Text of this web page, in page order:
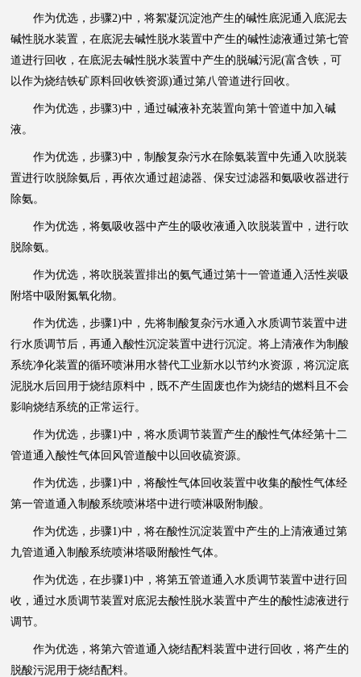
作为优选，步骤2)中，将絮凝沉淀池产生的碱性底泥通入底泥去
碱性脱水装置，在底泥去碱性脱水装置中产生的碱性滤液通过第七管
道进行回收，在底泥去碱性脱水装置中产生的脱碱污泥(富含铁，可
以作为烧结铁矿原料回收铁资源)通过第八管道进行回收。
作为优选，步骤3)中，通过碱液补充装置向第十管道中加入碱
液。
作为优选，步骤3)中，制酸复杂污水在除氨装置中先通入吹脱装
置进行吹脱除氨后，再依次通过超滤器、保安过滤器和氨吸收器进行
除氨。
作为优选，将氨吸收器中产生的吸收液通入吹脱装置中，进行吹
脱除氨。
作为优选，将吹脱装置排出的氨气通过第十一管道通入活性炭吸
附塔中吸附氮氧化物。
作为优选，步骤1)中，先将制酸复杂污水通入水质调节装置中进
行水质调节后，再通入酸性沉淀装置中进行沉淀。将上清液作为制酸
系统净化装置的循环喷淋用水替代工业新水以节约水资源，将沉淀底
泥脱水后回用于烧结原料中，既不产生固废也作为烧结的燃料且不会
影响烧结系统的正常运行。
作为优选，步骤1)中，将水质调节装置产生的酸性气体经第十二
管道通入酸性气体回风管道酸中以回收硫资源。
作为优选，步骤1)中，将酸性气体回收装置中收集的酸性气体经
第一管道通入制酸系统喷淋塔中进行喷淋吸附制酸。
作为优选，步骤1)中，将在酸性沉淀装置中产生的上清液通过第
九管道通入制酸系统喷淋塔吸附酸性气体。
作为优选，在步骤1)中，将第五管道通入水质调节装置中进行回
收，通过水质调节装置对底泥去酸性脱水装置中产生的酸性滤液进行
调节。
作为优选，将第六管道通入烧结配料装置中进行回收，将产生的
脱酸污泥用于烧结配料。